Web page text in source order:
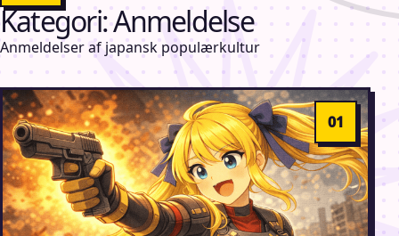
Kategori:Anmeldelse
Anmeldelser af japansk populærkultur